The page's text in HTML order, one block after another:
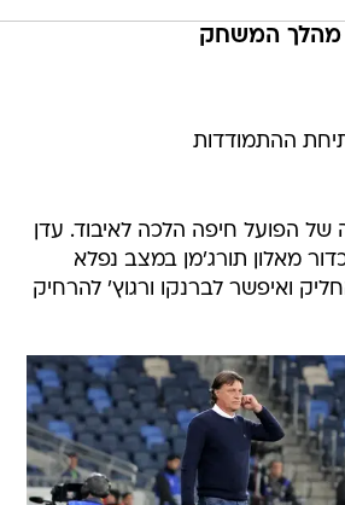
מהלך המשחק
ההתמודדות
של הפועל חיפה הלכה לאיבוד. עדן
מאלון תורג'מן במצב נפלא
ואיפשר לברנקו ורגוץ' להרחיק